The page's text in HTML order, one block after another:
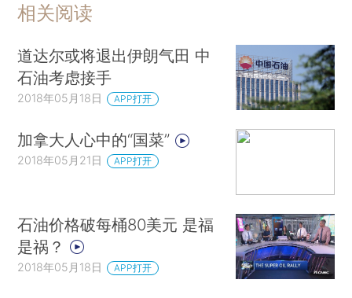
相关阅读
道达尔或将退出伊朗气田 中
石油考虑接手
2018年05月18日 APP打开
加拿大人心中的“国菜”
2018年05月21日 APP打开
石油价格破每桶80美元 是福
是祸？
2018年05月18日 APP打开